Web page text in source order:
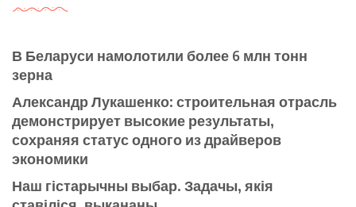
В Беларуси намолотили более 6 млн тонн
зерна
Александр Лукашенко: строительная отрасль
демонстрирует высокие результаты,
сохраняя статус одного из драйверов
экономики
Наш гістарычны выбар. Задачы, якія